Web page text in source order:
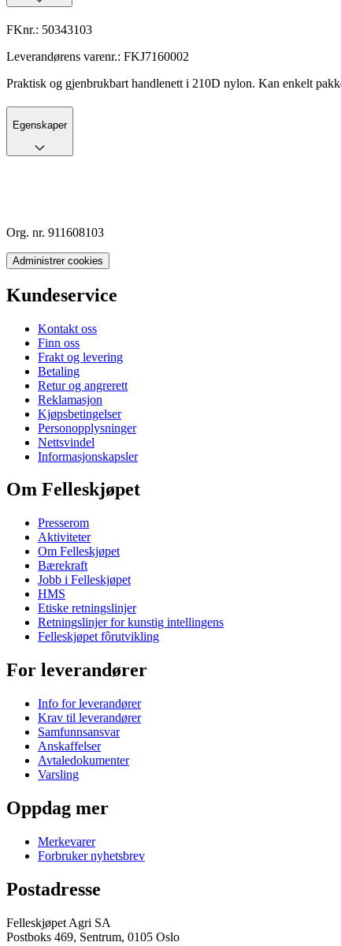
FKnr.: 50343103
Leverandørens varenr.: FKJ7160002
Praktisk og gjenbrukbart handlenett i 210D nylon. Kan enkelt
Egenskaper
Org. nr. 911608103
Administrer cookies
Kundeservice
Kontakt oss
Finn oss
Frakt og levering
Betaling
Retur og angrerett
Reklamasjon
Kjøpsbetingelser
Personopplysninger
Nettsvindel
Informasjonskapsler
Om Felleskjøpet
Presserom
Aktiviteter
Om Felleskjøpet
Bærekraft
Jobb i Felleskjøpet
HMS
Etiske retningslinjer
Retningslinjer for kunstig intellingens
Felleskjøpet fôrutvikling
For leverandører
Info for leverandører
Krav til leverandører
Samfunnsansvar
Anskaffelser
Avtaledokumenter
Varsling
Oppdag mer
Merkevarer
Forbruker nyhetsbrev
Postadresse
Felleskjøpet Agri SA
Postboks 469, Sentrum, 0105 Oslo